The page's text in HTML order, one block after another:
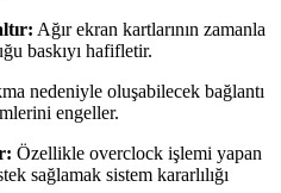
Ağır ekran kartlarının zamanla
baskıyı hafifletir.
nedeniyle oluşabilecek bağlantı
engeller.
Özellikle overclock işlemi yapan
sağlamak sistem kararlılığı